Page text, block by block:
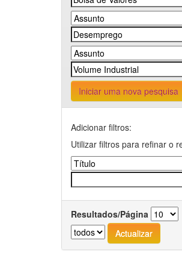
Iniciar uma nova pesquisa
Adicionar filtros:
Utilizar filtros para refinar o
Resultados/Página